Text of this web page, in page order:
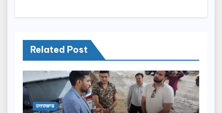
Related Post
उत्तराखण्ड